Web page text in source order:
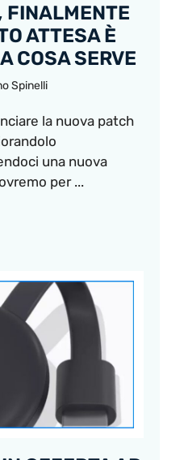
FINALMENTE
ATTESA È
COSA SERVE
Spinelli
la nuova patch
una nuova
per ...